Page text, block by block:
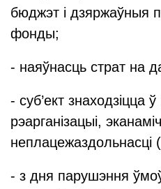
бюджэт і дзяржаўныя
фонды;
- наяўнасць страт на
- суб’ект знаходзіцца
рэарганізацыі,
неплацежаздольнасці
- з дня парушэння